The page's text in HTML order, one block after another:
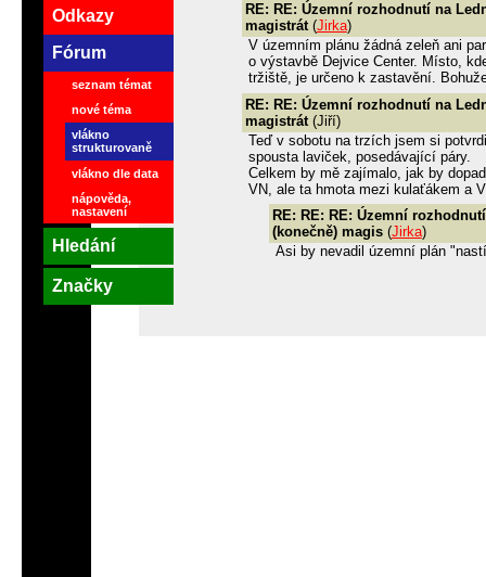
RE: RE: Územní rozhodnutí na
magistrát(Jirka)
V územním plánu žádná zeleň ani
o výstavbě Dejvice Center. Místo,
tržiště, je určeno k zastavění.
RE: RE: Územní rozhodnutí na
magistrát(Jiří)
Teď v sobotu na trzích jsem si
spousta laviček, posedávající páry.
Celkem by mě zajímalo, jak by
VN, ale ta hmota mezi kulaťákem a
RE: RE: RE: Územní
(konečně) magis(Jirka)
Asi by nevadil územní plán
Odkazy
Fórum
seznam témat
nové téma
vlákno
strukturovaně
vlákno dle data
nápověda,
nastavení
Hledání
Značky